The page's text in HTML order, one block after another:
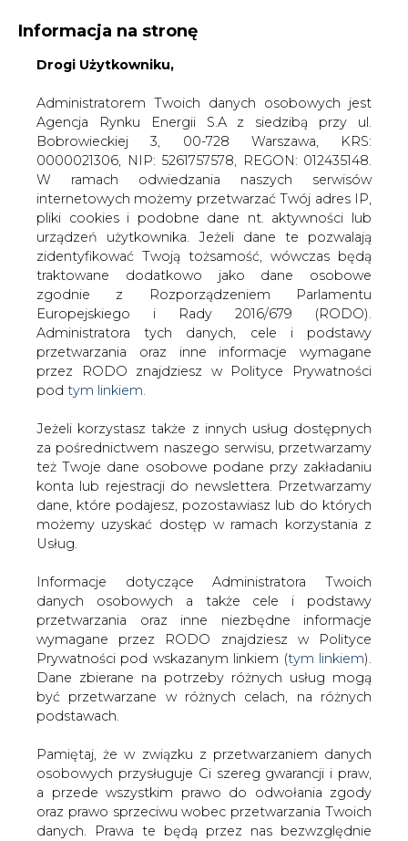
KONTAKT:
WYDAWCA PORTALU:
WYSOKI KONTRAST A A
ZALOGUJ SIĘ
WŁĄCZ CIRE.TV
Informacja na stronę
Drogi Użytkowniku,
Administratorem Twoich danych osobowych jest
Agencja Rynku Energii S.A z siedzibą przy ul.
Bobrowieckiej 3, 00-728 Warszawa, KRS:
0000021306, NIP: 5261757578, REGON: 012435148.
W ramach odwiedzania naszych serwisów
internetowych możemy przetwarzać Twój adres IP,
pliki cookies i podobne dane nt. aktywności lub
urządzeń użytkownika. Jeżeli dane te pozwalają
zidentyfikować Twoją tożsamość, wówczas będą
traktowane dodatkowo jako dane osobowe
zgodnie z Rozporządzeniem Parlamentu
Europejskiego i Rady 2016/679 (RODO).
Administratora tych danych, cele i podstawy
przetwarzania oraz inne informacje wymagane
przez RODO znajdziesz w Polityce Prywatności
pod tym linkiem.
Jeżeli korzystasz także z innych usług dostępnych
za pośrednictwem naszego serwisu, przetwarzamy
też Twoje dane osobowe podane przy zakładaniu
konta lub rejestracji do newslettera. Przetwarzamy
dane, które podajesz, pozostawiasz lub do których
możemy uzyskać dostęp w ramach korzystania z
Usług.
Informacje dotyczące Administratora Twoich
danych osobowych a także cele i podstawy
przetwarzania oraz inne niezbędne informacje
wymagane przez RODO znajdziesz w Polityce
Prywatności pod wskazanym linkiem (tym linkiem).
Dane zbierane na potrzeby różnych usług mogą
być przetwarzane w różnych celach, na różnych
podstawach.
Pamiętaj, że w związku z przetwarzaniem danych
osobowych przysługuje Ci szereg gwarancji i praw,
a przede wszystkim prawo do odwołania zgody
oraz prawo sprzeciwu wobec przetwarzania Twoich
danych. Prawa te będą przez nas bezwzględnie
Strona główna
ZIELONA GOSPODARKA
Mieszkańcy Słosinka zablokowali budowę farmy
wiatrowej
drukuj
skomentuj
udostępnij
Mieszkańcy Słosinka zablokowali